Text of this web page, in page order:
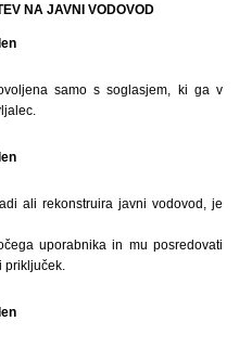
NA JAVNI VODOVOD
samo s soglasjem, ki ga v
ali rekonstruira javni vodovod, je
uporabnika in mu posredovati